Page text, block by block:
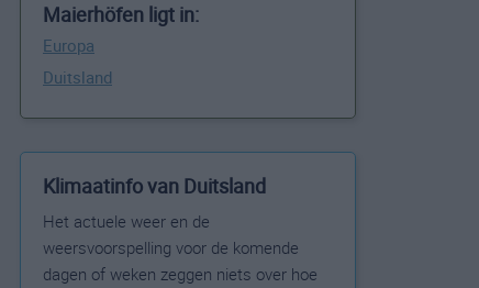
Maierhöfen ligt in:
Europa
Duitsland
Klimaatinfo van Duitsland
Het actuele weer en de
weersvoorspelling voor de komende
dagen of weken zeggen niets over hoe